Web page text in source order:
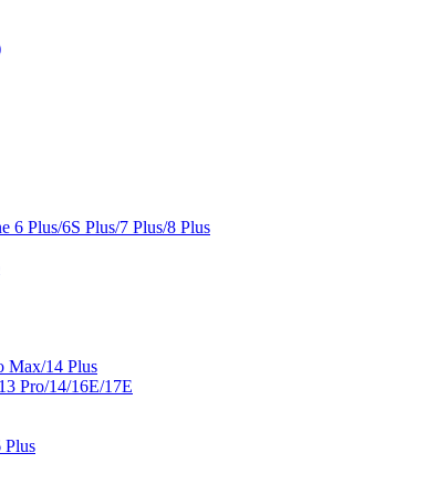
6 Plus/6S Plus/7 Plus/8 Plus
Max/14 Plus
Pro/14/16E/17E
Plus